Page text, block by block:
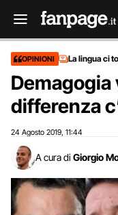
OPINIONI La lingua ci
differenza
24 Agosto 2019 11:44
A cura di Giorgio